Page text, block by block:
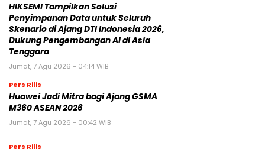
HIKSEMI Tampilkan Solusi
Penyimpanan Data untuk Seluruh
Skenario di Ajang DTI Indonesia 2026,
Dukung Pengembangan AI di Asia
Tenggara
Jumat, 7 Agu 2026 - 04:14 WIB
Pers Rilis
Huawei Jadi Mitra bagi Ajang GSMA
M360 ASEAN 2026
Jumat, 7 Agu 2026 - 00:42 WIB
Pers Rilis